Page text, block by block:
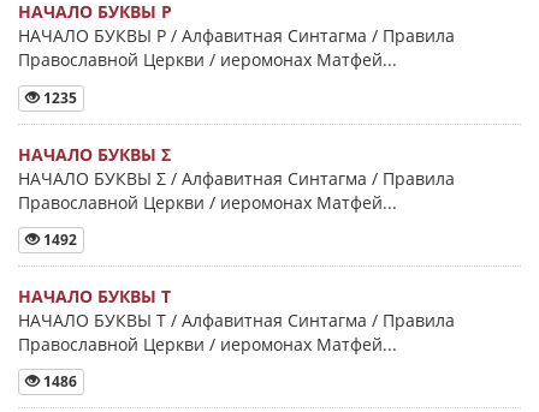
НАЧАЛО БУКВЫ Ρ
НАЧАЛО БУКВЫ Ρ / Алфавитная Синтагма / Правила
Православной Церкви / иеромонах Матфей...
1235
НАЧАЛО БУКВЫ Σ
НАЧАЛО БУКВЫ Σ / Алфавитная Синтагма / Правила
Православной Церкви / иеромонах Матфей...
1492
НАЧАЛО БУКВЫ Τ
НАЧАЛО БУКВЫ Τ / Алфавитная Синтагма / Правила
Православной Церкви / иеромонах Матфей...
1486